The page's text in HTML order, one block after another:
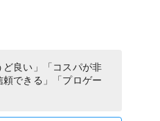
良い」「コスパが非
できる」「プロゲー